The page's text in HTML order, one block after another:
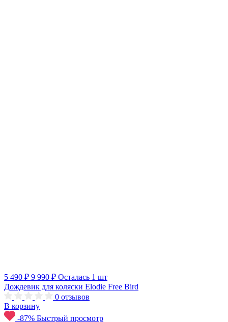
5 490 ₽ 9 990 ₽ Осталась 1 шт
Дождевик для коляски Elodie Free Bird
0 отзывов
В корзину
-87% Быстрый просмотр